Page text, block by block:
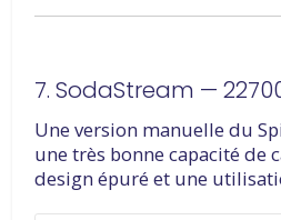
7. SodaStream —
Une version manuelle du
une très bonne capacité de
design épuré et une